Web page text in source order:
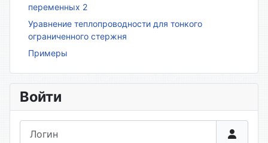
переменных 2
Уравнение теплопроводности для тонкого
ограниченного стержня
Примеры
Войти